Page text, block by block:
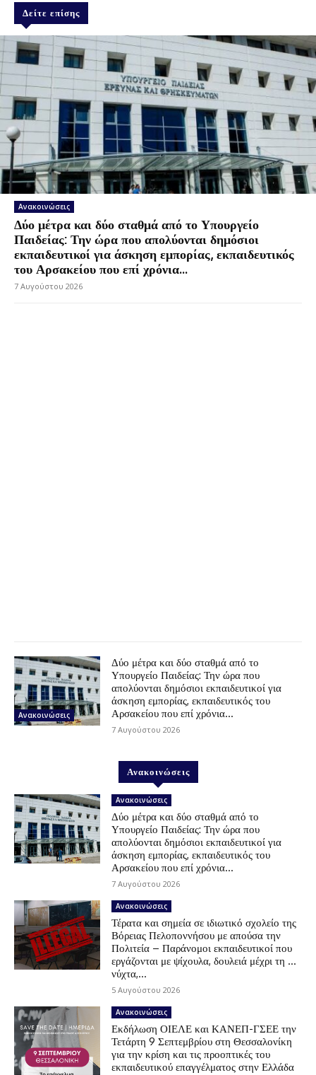
Δείτε επίσης
Ανακοινώσεις
Δύο μέτρα και δύο σταθμά από το Υπουργείο
Παιδείας: Την ώρα που απολύονται δημόσιοι
εκπαιδευτικοί για άσκηση εμπορίας, εκπαιδευτικός
του Αρσακείου που επί χρόνια...
7 Αυγούστου 2026
Ανακοινώσεις
Δύο μέτρα και δύο σταθμά από το
Υπουργείο Παιδείας: Την ώρα που
απολύονται δημόσιοι εκπαιδευτικοί για
άσκηση εμπορίας, εκπαιδευτικός του
Αρσακείου που επί χρόνια...
7 Αυγούστου 2026
Ανακοινώσεις
Ανακοινώσεις
Δύο μέτρα και δύο σταθμά από το
Υπουργείο Παιδείας: Την ώρα που
απολύονται δημόσιοι εκπαιδευτικοί για
άσκηση εμπορίας, εκπαιδευτικός του
Αρσακείου που επί χρόνια...
7 Αυγούστου 2026
Ανακοινώσεις
Τέρατα και σημεία σε ιδιωτικό σχολείο της
Βόρειας Πελοποννήσου με απούσα την
Πολιτεία – Παράνομοι εκπαιδευτικοί που
εργάζονται με ψίχουλα, δουλειά μέχρι τη …
νύχτα,...
5 Αυγούστου 2026
Ανακοινώσεις
Εκδήλωση ΟΙΕΛΕ και ΚΑΝΕΠ-ΓΣΕΕ την
Τετάρτη 9 Σεπτεμβρίου στη Θεσσαλονίκη
για την κρίση και τις προοπτικές του
εκπαιδευτικού επαγγέλματος στην Ελλάδα